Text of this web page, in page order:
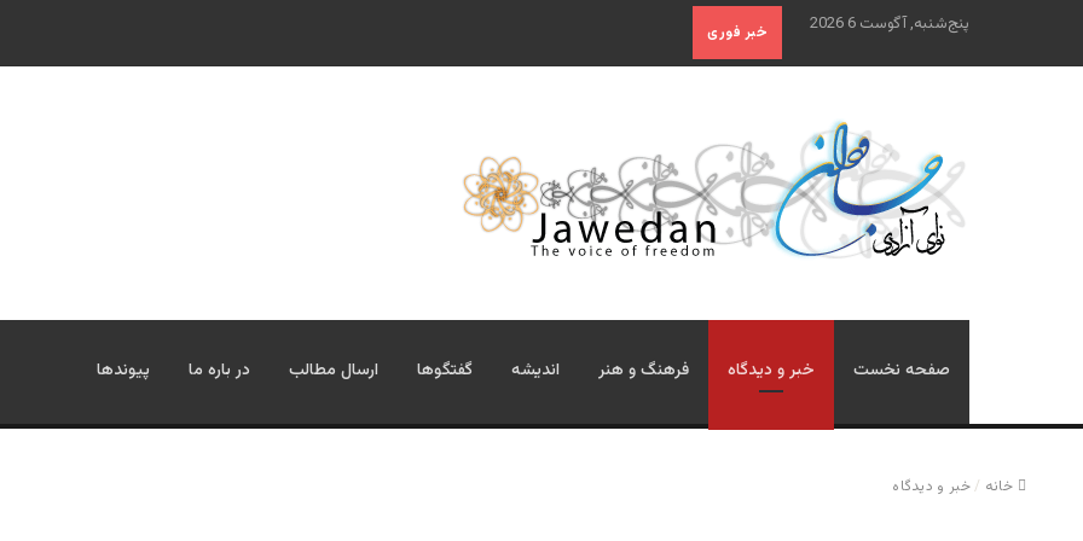
پنج‌شنبه, آگوست 6 2026 خبر فوری
صفحه نخست خبر و دیدگاه فرهنگ و هنر اندیشه گفتگوها ارسال مطالب در باره ما پیوندها
خانه /خبر و دیدگاه